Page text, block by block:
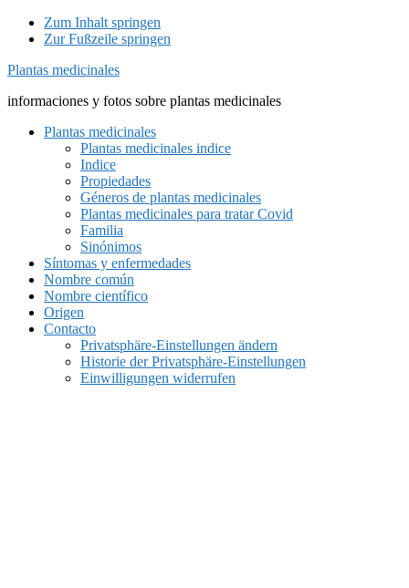
Zum Inhalt springen
Zur Fußzeile springen
Plantas medicinales
informaciones y fotos sobre plantas medicinales
Plantas medicinales
Plantas medicinales indice
Indice
Propiedades
Géneros de plantas medicinales
Plantas medicinales para tratar Covid
Familia
Sinónimos
Síntomas y enfermedades
Nombre común
Nombre científico
Origen
Contacto
Privatsphäre-Einstellungen ändern
Historie der Privatsphäre-Einstellungen
Einwilligungen widerrufen